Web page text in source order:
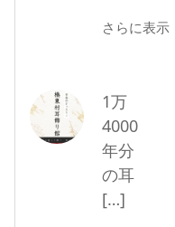
さらに表示
1万
4000
年分
の耳
[…]